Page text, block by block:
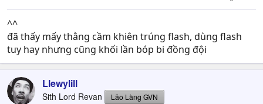
^^
đã thấy mấy thằng cầm khiên trúng flash, dùng flash
tuy hay nhưng cũng khối lần bóp bi đồng đội
Llewylill
Sith Lord Revan Lão Làng GVN